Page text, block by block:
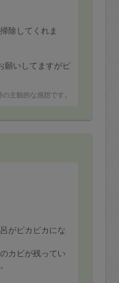
除してくれま
願いしてますがピ
うやってどこま
した。
てくれて助かり
たのに引き受け
主観的な感想です。
がピカピカにな
カビが残ってい